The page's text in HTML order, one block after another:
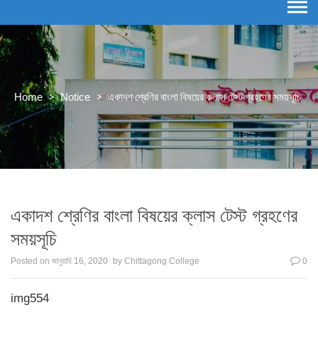
Home > Notice > একাদশ শ্রেণির বাংলা বিষয়ের ক্লাস টেস্ট গ্রহণের সময়সূচি
একাদশ শ্রেণির বাংলা বিষয়ের ক্লাস টেস্ট গ্রহণের
সময়সূচি
Posted on জানুয়ারি 16, 2020 by Chittagong College 0
img554